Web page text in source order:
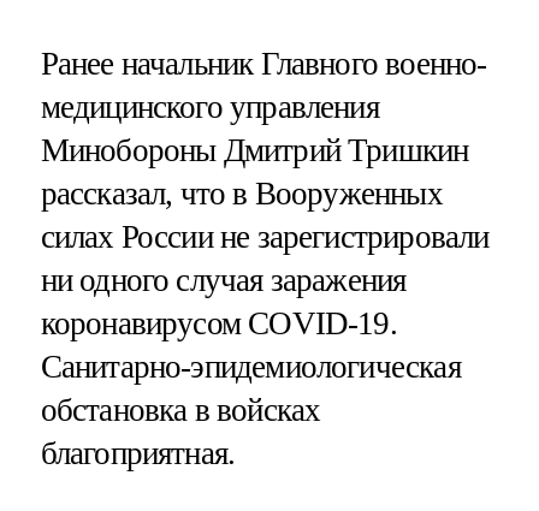
Ранее начальник Главного военно-
медицинского управления
Минобороны Дмитрий Тришкин
рассказал, что в Вооруженных
силах России не зарегистрировали
ни одного случая заражения
коронавирусом COVID-19.
Санитарно-эпидемиологическая
обстановка в войсках
благоприятная.